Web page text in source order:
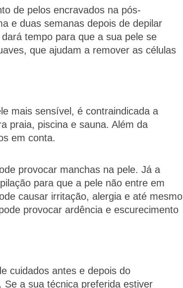
de pelos encravados na pós-
e duas semanas depois de depilar
tempo para que a sua pele se
que ajudam a remover as células
mais sensível, é contraindicada a
praia, piscina e sauna. Além da
em conta.
provocar manchas na pele. Já a
para que a pele não entre em
causar irritação, alergia e até mesmo
provocar ardência e escurecimento
cuidados antes e depois do
Se a sua técnica preferida estiver